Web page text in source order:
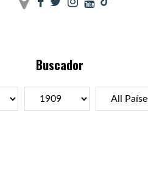
Buscador